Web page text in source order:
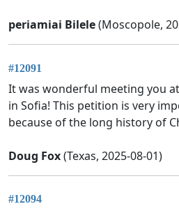
periamiai Bilele(Moscopole,
#12091
It was wonderful meeting you
in Sofia! This petition is very
because of the long history of
Doug Fox(Texas, 2025-08-01)
#12094